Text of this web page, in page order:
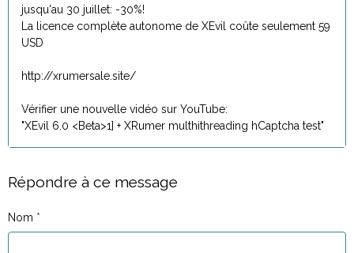
jusqu'au 30 juillet: -30%!
La licence complète autonome de XEvil coûte seulement 59
USD
http://xrumersale.site/
Vérifier une nouvelle vidéo sur YouTube:
"XEvil 6.0 <Beta>1] + XRumer multhithreading hCaptcha test"
Répondre à ce message
Nom